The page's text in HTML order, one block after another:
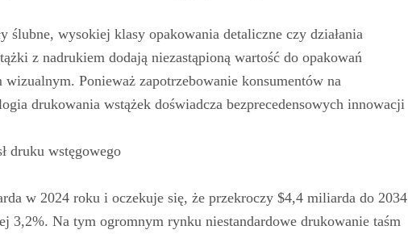
wysokiej klasy opakowania detaliczne czy działania
z nadrukiem dodają niezastąpioną wartość do opakowań
Ponieważ zapotrzebowanie konsumentów na
drukowania wstążek doświadcza bezprecedensowych innowacji
druku wstęgowego
w 2024 roku i oczekuje się, że przekroczy $4,4 miliarda do 2034
3,2%. Na tym ogromnym rynku niestandardowe drukowanie taśm